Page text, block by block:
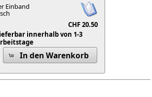
Einband
CHF 20.50
innerhalb von 1-3
In den Warenkorb